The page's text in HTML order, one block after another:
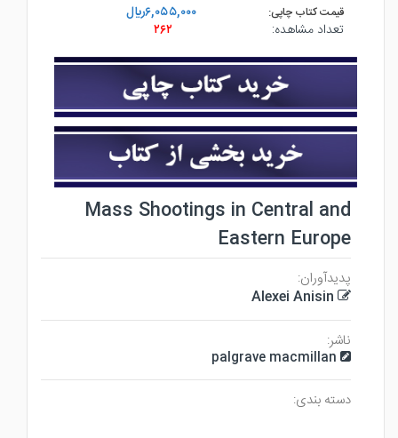
قیمت کتاب چاپی:
۶,۰۵۵,۰۰۰ريال
تعداد مشاهده:
۲۶۲
Mass Shootings in Central and
Eastern Europe
پدیدآوران:
Alexei Anisin
ناشر:
palgrave macmillan
دسته بندی: